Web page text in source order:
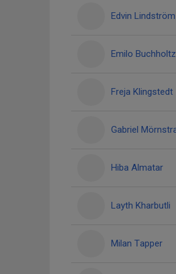
Edvin Lindström
Emilo Buchholtz
Freja Klingstedt
Gabriel
Hiba Almatar
Layth Kharbutli
Milan Tapper